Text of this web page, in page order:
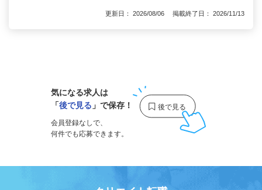
更新日： 2026/08/06 掲載終了日： 2026/11/13
気になる求人は
「後で見る 」で保存！
会員登録なしで、
何件でも応募できます。